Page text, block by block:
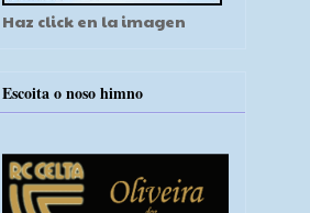
Haz click en la imagen
Escoita o noso himno